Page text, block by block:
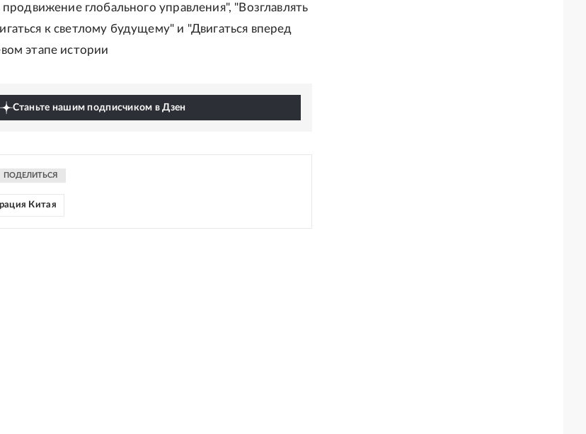
глобального управления", "Возглавлять
к светлому будущему" и "Двигаться вперед
этапе истории
Станьте нашим подписчиком в Дзен
ПОДЕЛИТЬСЯ
Китая